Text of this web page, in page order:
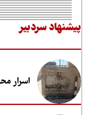
سردبیر
اسرار